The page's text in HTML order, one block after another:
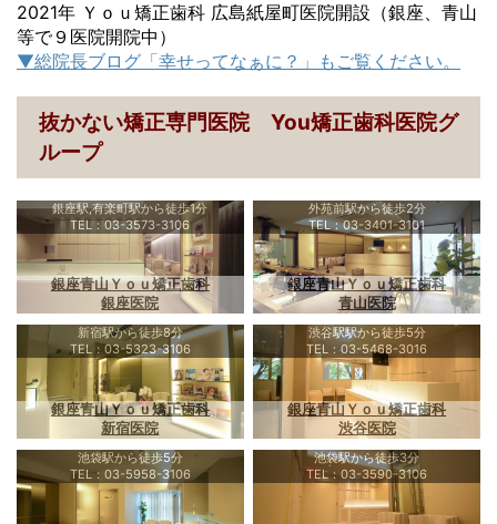
2021年 Ｙｏｕ矯正歯科 広島紙屋町医院開設（銀座、青山
等で９医院開院中）
▼総院長ブログ「幸せってなぁに？」もご覧ください。
抜かない矯正専門医院 You矯正歯科医院グ
ループ
銀座駅,有楽町駅から徒歩1分
TEL：03-3573-3106
銀座青山Ｙｏｕ矯正歯科
銀座医院
外苑前駅から徒歩2分
TEL：03-3401-3101
銀座青山Ｙｏｕ矯正歯科
青山医院
新宿駅から徒歩8分
TEL：03-5323-3106
銀座青山Ｙｏｕ矯正歯科
新宿医院
渋谷駅駅から徒歩5分
TEL：03-5468-3016
銀座青山Ｙｏｕ矯正歯科
渋谷医院
池袋駅から徒歩5分
TEL：03-5958-3106
池袋駅から徒歩3分
TEL：03-3590-3106